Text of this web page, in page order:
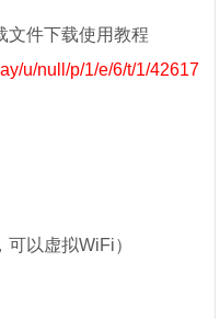
文件下载使用教程
u/null/p/1/e/6/t/1/42617
可以虚拟WiFi）